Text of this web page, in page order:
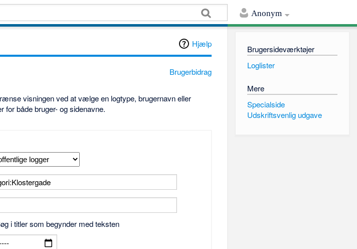
Anonym
Hjælp
Brugerbidrag
visningen ved at vælge en logtype, brugernavn eller
for både bruger- og sidenavne.
i titler som begynder med teksten
Brugersideværktøjer
Loglister
Mere
Specialside
Udskriftsvenlig udgave